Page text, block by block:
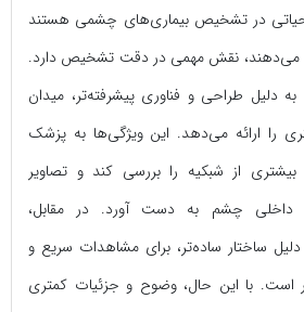
حیاتی در تشخیص بیماری‌های چشمی هستند
می‌دهند، نقش مهمی در دقت تشخیص دارد.
دلیل طراحی و فناوری پیشرفته‌تر، میدان
را ارائه می‌دهد. این ویژگی‌ها به پزشک
از شبکیه را بررسی کند و تصاویر
داخلی چشم به دست آورد. در مقابل،
ساختار ساده‌تر، برای مشاهدات سریع و
است. با این حال، وضوح و جزئیات کمتری